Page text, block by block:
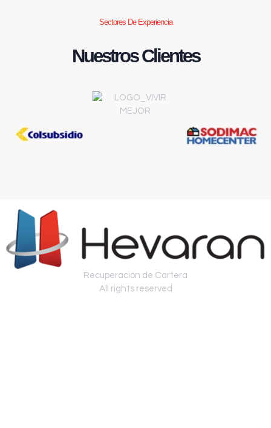
Sectores De Experiencia
Nuestros Clientes
Recuperación de Cartera
All rights reserved